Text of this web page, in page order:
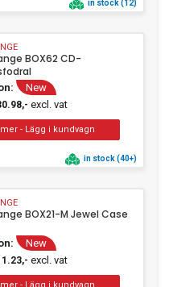
in stock (12)
BOX62 CD-
New
excl. vat
in stock (40+)
BOX21-M Jewel Case
New
excl. vat